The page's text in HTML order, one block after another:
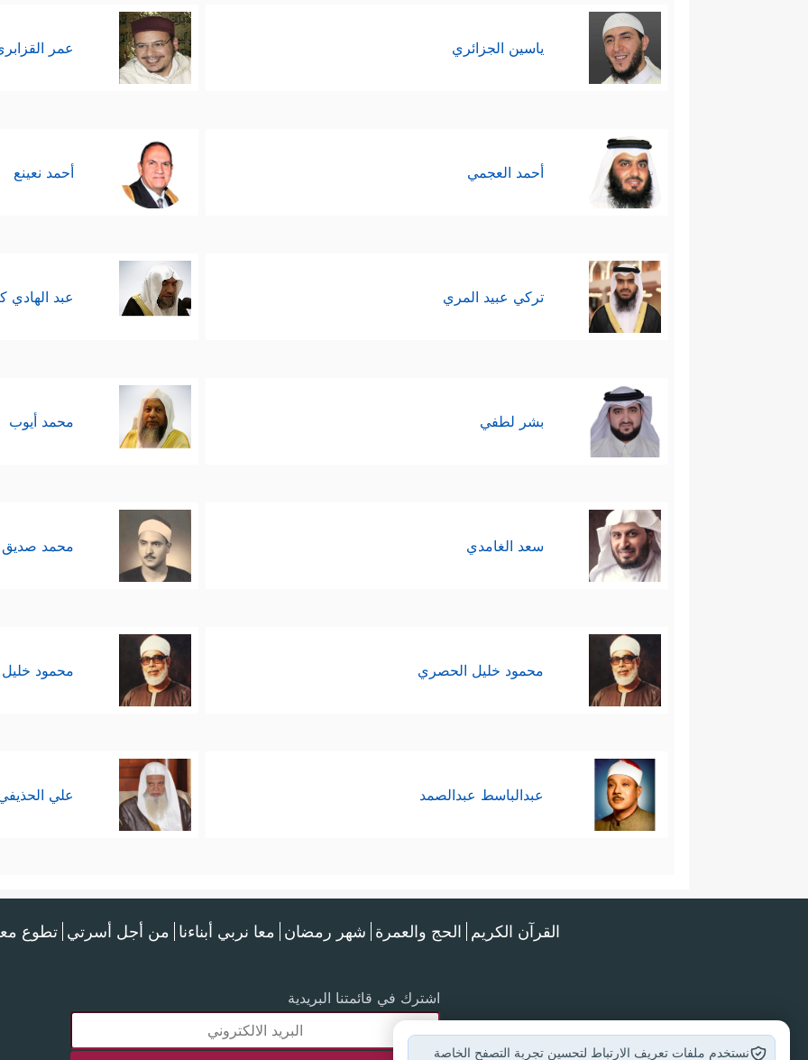
ياسين الجزائري عمر
أحمد العجمي أحمد نعينع
تركي عبيد المري عبد الهادي
بشر لطفي محمد أيوب
سعد الغامدي محمد صديق
محمود خليل الحصري محمود
عبدالباسط عبدالصمد علي
القرآن الكريم الحج والعمرة شهر رمضان معا نربي أبناءنا من أجل أسرتي تطوع
اشترك في قائمتنا البريدية
نستخدم ملفات تعريف الارتباط لتحسين تجربة التصفح الخاصة